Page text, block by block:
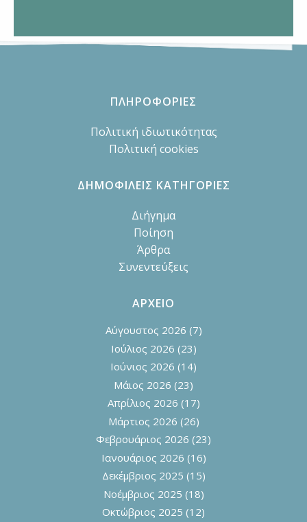
ΠΛΗΡΟΦΟΡΙΕΣ
Πολιτική ιδιωτικότητας
Πολιτική cookies
ΔΗΜΟΦΙΛΕΙΣ ΚΑΤΗΓΟΡΙΕΣ
Διήγημα
Ποίηση
Άρθρα
Συνεντεύξεις
ΑΡΧΕΙΟ
Αύγουστος 2026 (7)
Ιούλιος 2026 (23)
Ιούνιος 2026 (14)
Μάιος 2026 (23)
Απρίλιος 2026 (17)
Μάρτιος 2026 (26)
Φεβρουάριος 2026 (23)
Ιανουάριος 2026 (16)
Δεκέμβριος 2025 (15)
Νοέμβριος 2025 (18)
Οκτώβριος 2025 (12)